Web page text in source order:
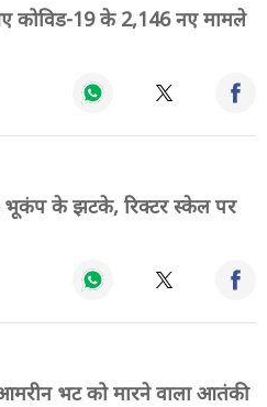
कोविड-19 के 2,146 नए मामले
भूकंप के झटके, रिक्टर स्केल पर
भट को मारने वाला आतंकी